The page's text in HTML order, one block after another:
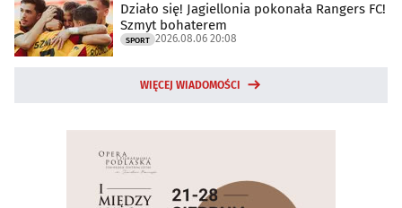
Działo się! Jagiellonia pokonała Rangers FC!
Szmyt bohaterem
SPORT 2026.08.06 20:08
WIĘCEJ WIADOMOŚCI